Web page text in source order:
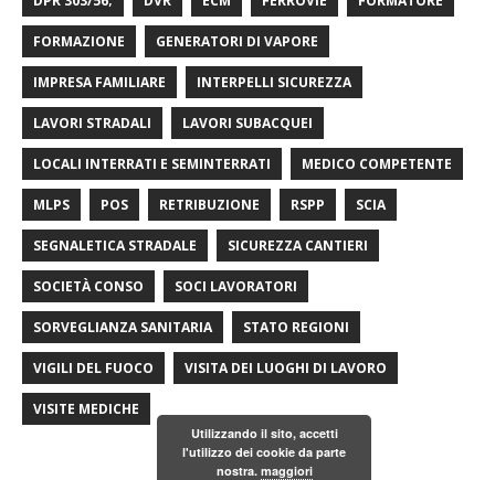
FORMAZIONE GENERATORI DI VAPORE
IMPRESA FAMILIARE INTERPELLI SICUREZZA
LAVORI STRADALI LAVORI SUBACQUEI
LOCALI INTERRATI E SEMINTERRATI MEDICO COMPETENTE
MLPS POS RETRIBUZIONE RSPP SCIA
SEGNALETICA STRADALE SICUREZZA CANTIERI
SOCIETÀ CONSO SOCI LAVORATORI
SORVEGLIANZA SANITARIA STATO REGIONI
VIGILI DEL FUOCO VISITA DEI LUOGHI DI LAVORO
VISITE MEDICHE
Utilizzando il sito, accetti
l'utilizzo dei cookie da parte
nostra. maggiori